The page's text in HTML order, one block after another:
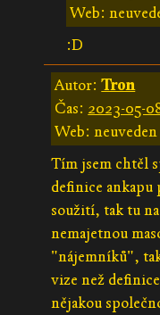
Web:
:D
Autor:Tron
Čas: 2023-05-
Web: neuveden
Tím jsem chtěl
definice
soužití, tak tu
nemajetnou
"nájemníků",
vize než
nějakou